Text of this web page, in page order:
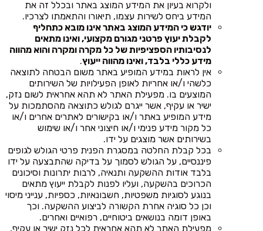
ולקרוא בעיון את המידע המוצג באתר ובכלל זה את
המידע ביחס לשירות עצמו, תיאורו והתאמתו לצרכיו.
יודגש כי המידע המוצג באתר אינו מובא כתחליף
לקבלת יעוץ פרטני מגורם מקצועי, ואינו מתאים
לנסיבותיו הספציפיות של כל מקרה ומקרה והוא מהווה
מידע כללי בלבד, ואינו מהווה ייעוץ.
אין לראות במידע המופיע באתר משום הבטחה לתוצאה
כלשהי ו/או אחריות לאופן הפעילויות של השירותים
המוצעים בו. מפעילת האתר לא תהא אחראית לשום נזק,
ישיר או עקיף, אשר ייגרם לגולש כתוצאה מהסתמכות על
מידע המופיע באתר ו/או בקישורים לאתרים אחרים ו/או
כל מקור מידע פנימי ו/או חיצוני אחר ו/או שימוש
בשירותים אשר מוצגים על ידו.
בכל קבלת החלטה במסגרת הפנית פרטי הגולש לגופים
פיננסיים, על הגולש לסמוך על בדיקה שהתבצעה על ידו
בלבד אודות ההשקעה ותנאיה, לרבות יתרונות וסיכונים
הכרוכים בהשקעה, ועליו לפנות לקבלת ייעוץ מתאים
בנוגע לסוגיות משפטיות, חשבונאיות, כספיות, ענייני מיסוי
וכן כל סוגיה אחרת הקשורה לביצוע ההשקעה. וכך
באופן דומה בנושאים ביטוחיים, רפואיים ואחרים.
מפעילת האתר לא תהא אחראית לכל נזק ישיר או עקיף,